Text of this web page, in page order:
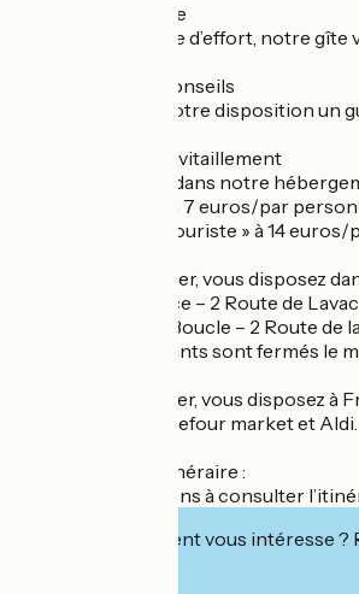
Confort et détente
Après une journée d’effort, notre
Informations et conseils
Nous mettons à votre disposition un
Restauration et ravitaillement
Nous proposons dans notre
- « Continental » à 7 euros/par
- « Spécial Cyclotouriste » à 14
Pour vous restaurer, vous disposez
- Le café de la Place – 2 Route de
- L’Auberge de la Boucle – 2 Route
Ces deux restaurants sont fermés le
Pour vous ravitailler, vous disposez à
Intermarché, Carrefour market et Aldi.
Préparez votre itinéraire :
- Nous vous invitons à consulter
Cet établissement vous intéresse